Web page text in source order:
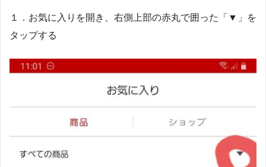
１．お気に入りを開き、右側上部の赤丸で囲った「▼」を
タップする